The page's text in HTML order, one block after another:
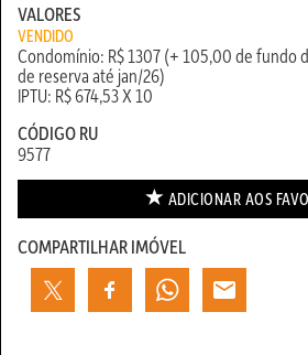
VALORES
VENDIDO
Condomínio: R$ 1307 (+ 105,00 de fundo
de reserva até jan/26)
IPTU: R$ 674,53 X 10
CÓDIGO RU
9577
ADICIONAR AOS
COMPARTILHAR IMÓVEL